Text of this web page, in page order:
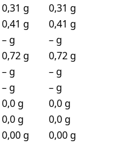
0,31 g
0,31 g
0,41 g
0,41 g
– g
– g
0,72 g
0,72 g
– g
– g
– g
– g
0,0 g
0,0 g
0,0 g
0,0 g
0,00 g
0,00 g